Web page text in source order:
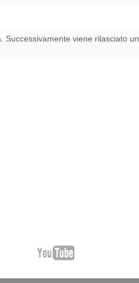
Successivamente viene rilasciato un